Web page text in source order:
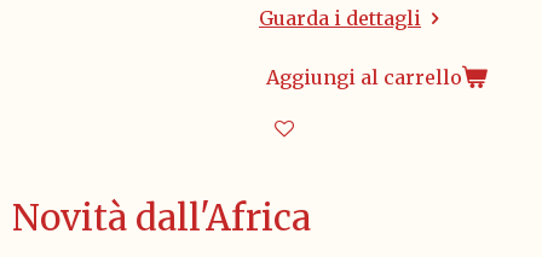
Guarda i dettagli
Aggiungi al carrello
Novità dall'Africa